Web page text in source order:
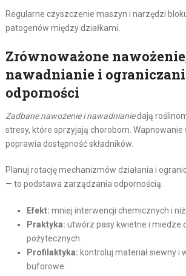
Regularne czyszczenie maszyn i narzędzi
patogenów między działkami.
Zrównoważone
nawadnianie i
odporności
Zadbane nawożenie i nawadnianiedają
stresy, które sprzyjają chorobom. Wapnowanie
poprawia dostępność składników.
Planuj rotację mechanizmów działania i
— to podstawa zarządzania odpornością.
Efekt: mniej interwencji chemicznych i
Praktyka: utwórz pasy kwietne i miedze
pożytecznych.
Profilaktyka: kontroluj materiał siewny i
buforowe.